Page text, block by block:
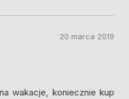
wakacje, koniecznie kup
20 marca 2019